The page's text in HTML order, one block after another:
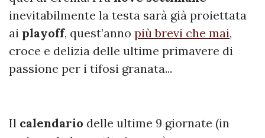
inevitabilmente la testa sarà già proiettata
ai playoff, quest’anno più brevi che mai,
croce e delizia delle ultime primavere di
passione per i tifosi granata...
Il calendario delle ultime 9 giornate (in